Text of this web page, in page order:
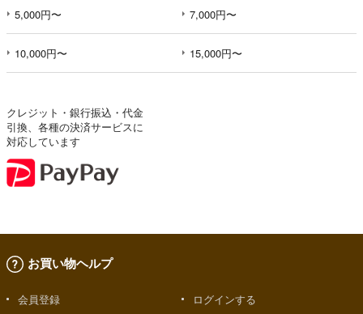
5,000円〜 7,000円〜
10,000円〜 15,000円〜
クレジット・銀行振込・代金
引換、各種の決済サービスに
対応しています
お買い物ヘルプ
会員登録 ログインする